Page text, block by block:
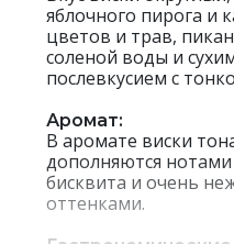
яблочного пирога и
цветов и трав,
соленой воды и
послевкусием с
Аромат:
В аромате виски
дополняются
бисквита и очень
оттенками.